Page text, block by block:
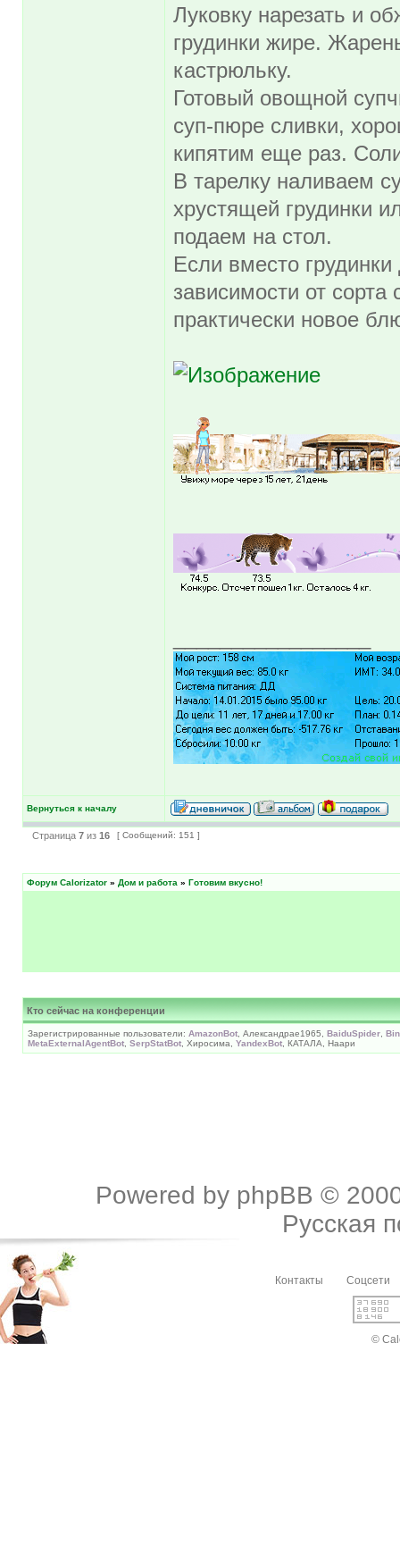
Луковку нарезать и
грудинки жире.
кастрюльку.
Готовый овощной
суп-пюре сливки,
кипятим еще раз.
В тарелку наливаем
хрустящей грудинки
подаем на стол.
Если вместо
зависимости от
практически новое
Вернуться к началу
Страница 7 из 16 [ Сообщений: 151 ]
Форум Calorizator » Дом и работа » Готовим вкусно!
Кто сейчас на конференции
Зарегистрированные пользователи: AmazonBot , Александраe1965, BaiduSpider
MetaExternalAgentBot SerpStatBot , Хиросима, YandexBot , КАТАЛА, Наари
Powered by phpBB ©
Русская
Контакты Соцсети
©